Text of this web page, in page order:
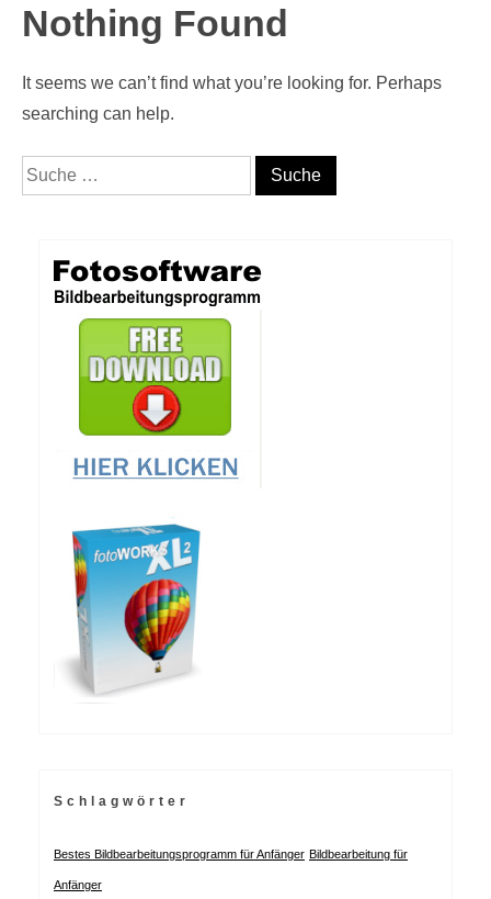
Nothing Found
It seems we can’t find what you’re looking for. Perhaps
searching can help.
Suche nach:
Schlagwörter
Bestes Bildbearbeitungsprogramm für Anfänger Bildbearbeitung für
Anfänger